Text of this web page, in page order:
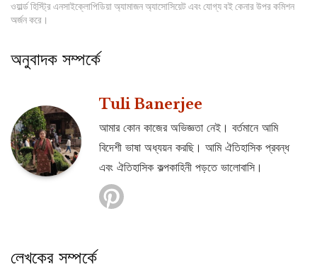
ওয়ার্ল্ড হিস্ট্রি এনসাইক্লোপিডিয়া অ্যামাজন অ্যাসোসিয়েট এবং যোগ্য বই কেনার উপর কমিশন
অর্জন করে।
অনুবাদক সম্পর্কে
Tuli Banerjee
আমার কোন কাজের অভিজ্ঞতা নেই। বর্তমানে আমি
বিদেশী ভাষা অধ্যয়ন করছি। আমি ঐতিহাসিক প্রবন্ধ
এবং ঐতিহাসিক কল্পকাহিনী পড়তে ভালোবাসি।
লেখকের সম্পর্কে